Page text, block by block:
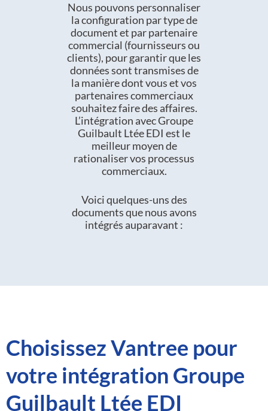
Nous pouvons personnaliser
la configuration par type de
document et par partenaire
commercial (fournisseurs ou
clients), pour garantir que les
données sont transmises de
la manière dont vous et vos
partenaires commerciaux
souhaitez faire des affaires.
L’intégration avec Groupe
Guilbault Ltée EDI est le
meilleur moyen de
rationaliser vos processus
commerciaux.
Voici quelques-uns des
documents que nous avons
intégrés auparavant :
Choisissez Vantree pour
votre intégration Groupe
Guilbault Ltée EDI